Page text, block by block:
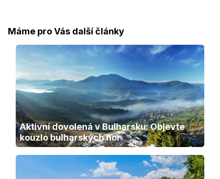
Máme pro Vás další články
Aktivní dovolená v Bulharsku: Objevte
kouzlo bulharských hor